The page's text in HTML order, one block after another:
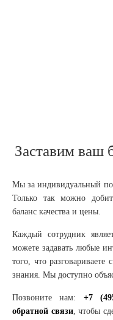
Заставим ваш
Мы за индивидуальный
Только так можно
баланс качества и цены.
Каждый сотрудник
можете задавать любые
того, что
знания. Мы доступно
Позвоните нам: +7
обратной связи, чтобы